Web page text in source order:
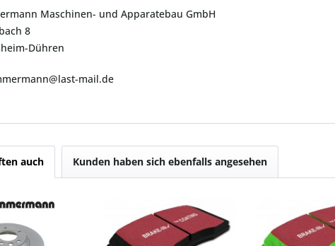
Maschinen- und Apparatebau GmbH
8
Dühren
mail.de
auch Kunden haben sich ebenfalls angesehen